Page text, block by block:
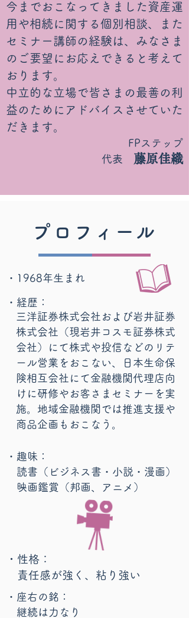
今までおこなってきました資産運
用や相続に関する個別相談、また
セミナー講師の経験は、みなさま
のご要望にお応えできると考えて
おります。
中立的な立場で皆さまの最善の利
益のためにアドバイスさせていた
だきます。
FPステップ
​代表 藤原佳織
プロフィール
・1968年生まれ
・経歴：
三洋証券株式会社および岩井証券
株式会社（現岩井コスモ証券株式
会社）にて株式や投信などのリテ
ール営業をおこない、日本生命保
険相互会社にて金融機関代理店向
けに研修やお客さまセミナーを実
施。地域金融機関では推進支援や
商品企画もおこなう。
・趣味：
読書（ビジネス書・小説・漫画）
映画鑑賞（邦画、アニメ）
・性格：
責任感が強く、粘り強い
・座右の銘：
継続は力なり